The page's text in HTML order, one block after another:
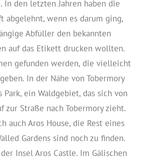
In den letzten Jahren haben die
abgelehnt, wenn es darum ging,
Abfüller den bekannten
auf das Etikett drucken wollten.
gefunden werden, die vielleicht
In der Nähe von Tobermory
Park, ein Waldgebiet, das sich von
zur Straße nach Tobermory zieht.
auch Aros House, die Rest eines
Gardens sind noch zu finden.
Insel Aros Castle. Im Gälischen